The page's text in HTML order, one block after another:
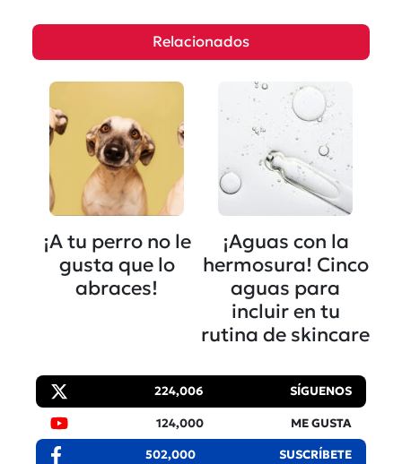
Relacionados
¡A tu perro no le
gusta que lo
abraces!
¡Aguas con la
hermosura! Cinco
aguas para
incluir en tu
rutina de skincare
224,006 SÍGUENOS
124,000 ME GUSTA
502,000 SUSCRÍBETE